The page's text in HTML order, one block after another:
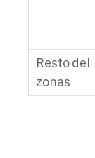
Resto del
zonas